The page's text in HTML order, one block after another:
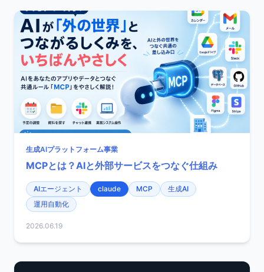
生成AIプラットフォーム事業
MCPとは？AIと外部サービスをつなぐ仕組み
AIエージェント claude MCP
生成AI
運用自動化
2026.06.19